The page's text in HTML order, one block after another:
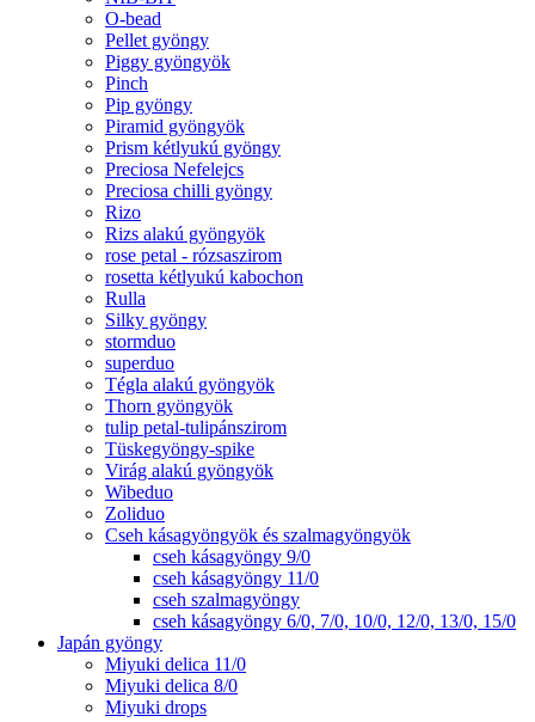
O-bead
Pellet gyöngy
Piggy gyöngyök
Pinch
Pip gyöngy
Piramid gyöngyök
Prism kétlyukú gyöngy
Preciosa Nefelejcs
Preciosa chilli gyöngy
Rizo
Rizs alakú gyöngyök
rose petal - rózsaszirom
rosetta kétlyukú kabochon
Rulla
Silky gyöngy
stormduo
superduo
Tégla alakú gyöngyök
Thorn gyöngyök
tulip petal-tulipánszirom
Tüskegyöngy-spike
Virág alakú gyöngyök
Wibeduo
Zoliduo
Cseh kásagyöngyök és szalmagyöngyök
cseh kásagyöngy 9/0
cseh kásagyöngy 11/0
cseh szalmagyöngy
cseh kásagyöngy 6/0, 7/0, 10/0, 12/0, 13/0, 15/0
Japán gyöngy
Miyuki delica 11/0
Miyuki delica 8/0
Miyuki drops